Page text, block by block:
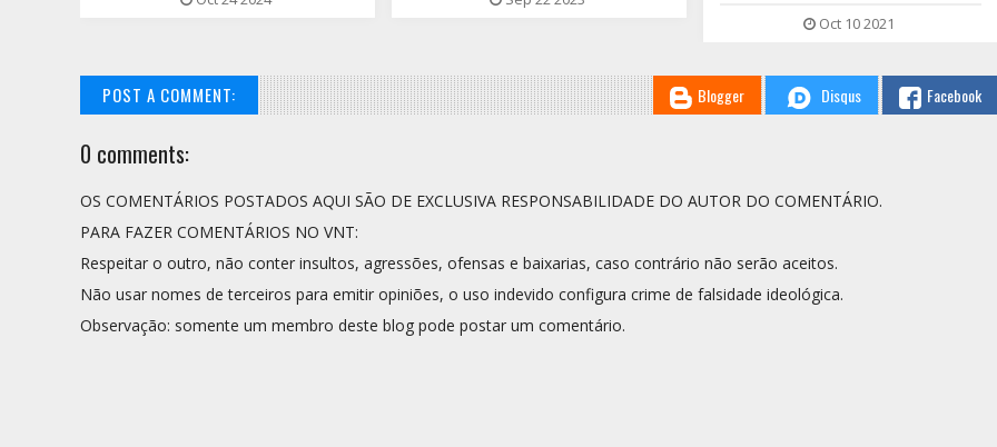
Oct 10 2021
POST A COMMENT: Blogger Disqus Facebook
0 comments:
OS COMENTÁRIOS POSTADOS AQUI SÃO DE EXCLUSIVA RESPONSABILIDADE DO AUTOR DO COMENTÁRIO.
PARA FAZER COMENTÁRIOS NO VNT:
Respeitar o outro, não conter insultos, agressões, ofensas e baixarias, caso contrário não serão aceitos.
Não usar nomes de terceiros para emitir opiniões, o uso indevido configura crime de falsidade ideológica.
Observação: somente um membro deste blog pode postar um comentário.